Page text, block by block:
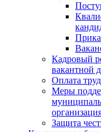
Кадровый
вакантной
Оплата
Меры
Защита